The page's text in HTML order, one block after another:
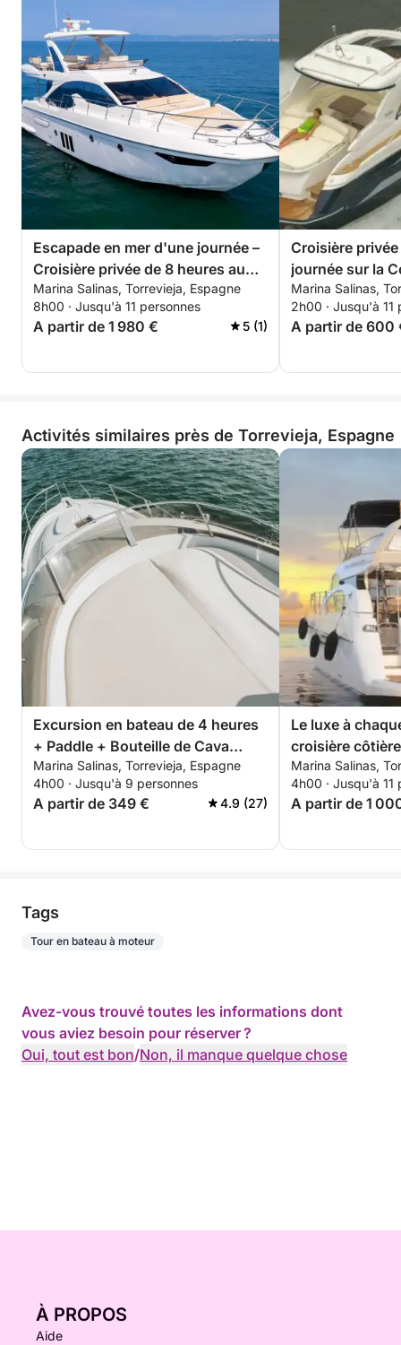
Escapade en mer d'une journée –
Croisière privée de 8 heures au
départ de Marina Salinas
Marina Salinas, Torrevieja, Espagne
8h00 · Jusqu'à 11 personnes
A partir de 1 980 € 5 (1)
Croisière
journée sur la
itinéraire
Marina Salinas,
2h00 · Jusqu'à 11
A partir de 600
Activités similaires près de Torrevieja, Espagne
Excursion en bateau de 4 heures
+ Paddle + Bouteille de Cava
premium - TOUT INCLUS
Marina Salinas, Torrevieja, Espagne
4h00 · Jusqu'à 9 personnes
A partir de 349 € 4.9 (27)
Le luxe à
croisière
Marina Salinas,
4h00 · Jusqu'à 11
A partir de 1
Tags
Tour en bateau à moteur
Avez-vous trouvé toutes les informations dont
vous aviez besoin pour réserver ?
Oui, tout est bon/Non, il manque quelque chose
À PROPOS
Aide